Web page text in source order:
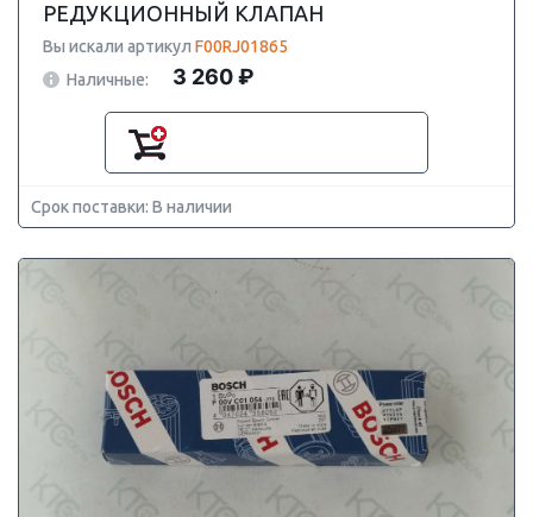
РЕДУКЦИОННЫЙ КЛАПАН
Вы искали артикул F00RJ01865
Наличные:
3 260 ₽
Срок поставки: В наличии